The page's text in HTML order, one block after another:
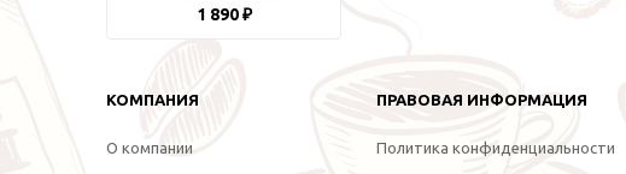
1 890 ₽
КОМПАНИЯ
О компании
ПРАВОВАЯ ИНФОРМАЦИЯ
Политика конфиденциальности